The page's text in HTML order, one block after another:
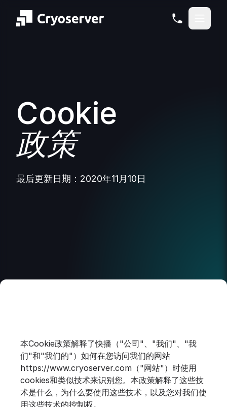
Cookie
政策
最后更新日期：2020年11月10日
本Cookie政策解释了快播（"公司"、"我们"、"我
们"和"我们的"）如何在您访问我们的网站
https://www.cryoserver.com（"网站"）时使用
cookies和类似技术来识别您。本政策解释了这些技
术是什么，为什么要使用这些技术，以及您对我们使
用这些技术的控制权。